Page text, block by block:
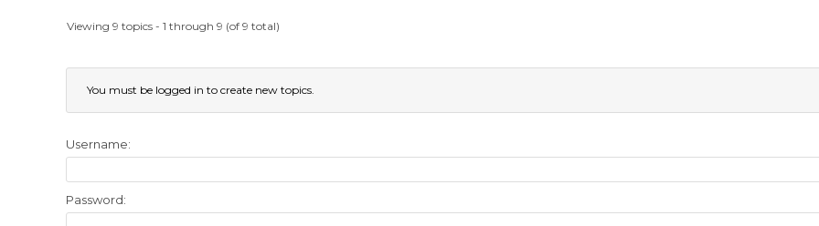
Viewing 9 topics - 1 through 9 (of 9 total)
You must be logged in to create new topics.
Username:
Password: